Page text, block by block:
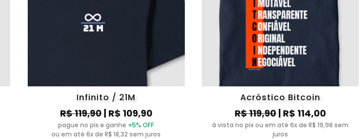
Infinito / 21M
R$ 119,90| R$ 109,90
pague no pix e ganhe +5% OFF
ou em até 6x de R$ 18,32 sem juros
Acróstico Bitcoin
R$ 119,90| R$ 114,00
à vista no pix ou em até 6x de R$ 19,98 sem
juros